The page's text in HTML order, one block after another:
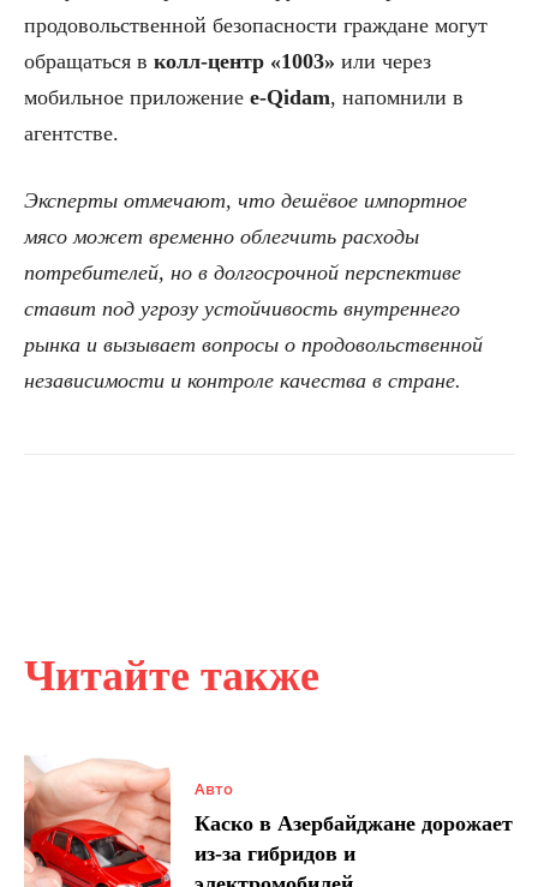
Читайте также
Авто
Каско в Азербайджане дорожает
из-за гибридов и
продовольственной безопасности граждане могут
обращаться в колл-центр «1003» или через
мобильное приложение e-Qidam, напомнили в
агентстве.
Эксперты отмечают, что дешёвое импортное
мясо может временно облегчить расходы
потребителей, но в долгосрочной перспективе
ставит под угрозу устойчивость внутреннего
рынка и вызывает вопросы о продовольственной
независимости и контроле качества в стране.